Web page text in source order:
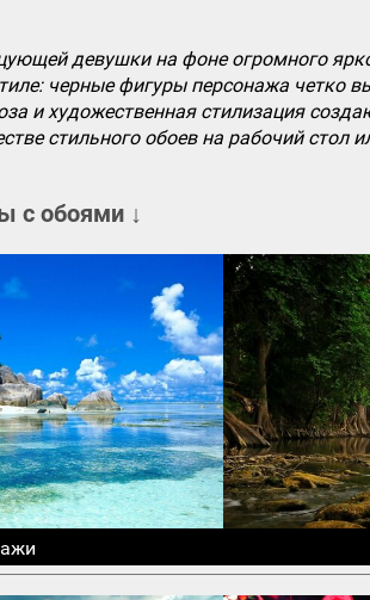
девушки на фоне огромного
черные фигуры персонажа четко
и художественная стилизация
стильного обоев на рабочий стол
с обоями ↓